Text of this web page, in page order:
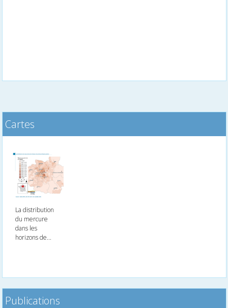
Cartes
La distribution
du mercure
dans les
horizons de...
Publications